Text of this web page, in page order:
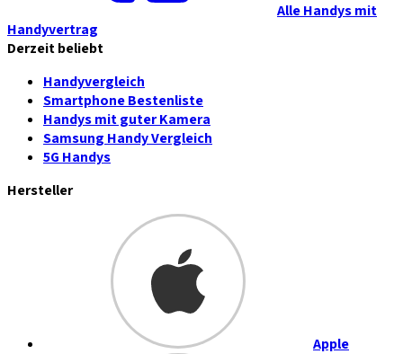
Alle Handys mit
Handyvertrag
Derzeit beliebt
Handyvergleich
Smartphone Bestenliste
Handys mit guter Kamera
Samsung Handy Vergleich
5G Handys
Hersteller
Apple